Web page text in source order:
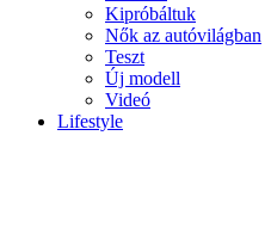
Kipróbáltuk
Nők az autóvilágban
Teszt
Új modell
Videó
Lifestyle